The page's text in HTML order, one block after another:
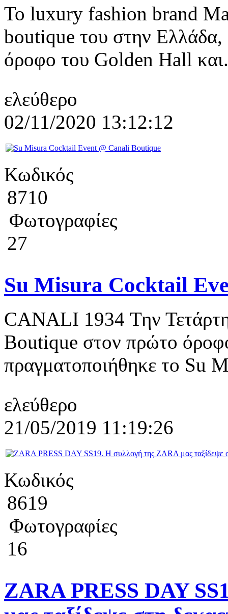
Το luxury fashion brand
boutique του στην
όροφο του Golden Hall
ελεύθερο
02/11/2020 13:12:12
Κωδικός
8710
Φωτογραφίες
27
Su Misura Cocktail
CANALI 1934 Την
Boutique στον πρώτο
πραγματοποιήθηκε το Su
ελεύθερο
21/05/2019 11:19:26
Κωδικός
8619
Φωτογραφίες
16
ZARA PRESS DAY